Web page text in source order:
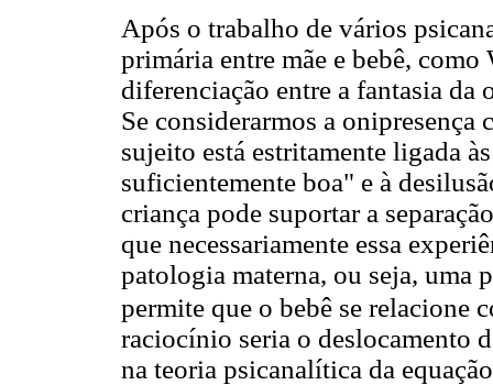
Após o trabalho de vários
primária entre mãe e bebê,
diferenciação entre a fantasia da
Se considerarmos a onipresença
sujeito está estritamente ligada
suficientemente boa" e à
criança pode suportar a
que necessariamente essa
patologia materna, ou seja, uma
permite que o bebê se relacione
raciocínio seria o deslocamento
na teoria psicanalítica da